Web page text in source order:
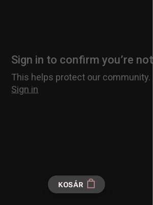
KOSÁR